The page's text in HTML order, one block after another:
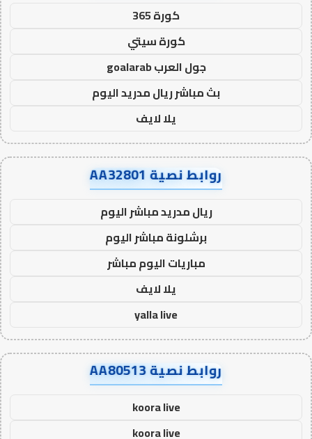
كورة 365
كورة سيتي
جول العرب goalarab
بث مباشر ريال مدريد اليوم
يلا لايف
روابط نصية AA32801
ريال مدريد مباشر اليوم
برشلونة مباشر اليوم
مباريات اليوم مباشر
يلا لايف
yalla live
روابط نصية AA80513
koora live
koora live